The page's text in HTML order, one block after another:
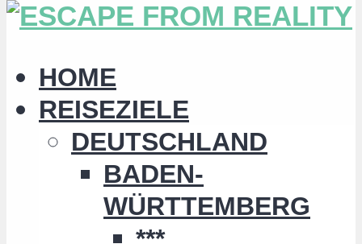
HOME
REISEZIELE
DEUTSCHLAND
BADEN-
WÜRTTEMBERG